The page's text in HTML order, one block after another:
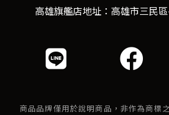
高雄旗艦店地址：高雄市三民
商品品牌僅用於說明商品，非作為商標